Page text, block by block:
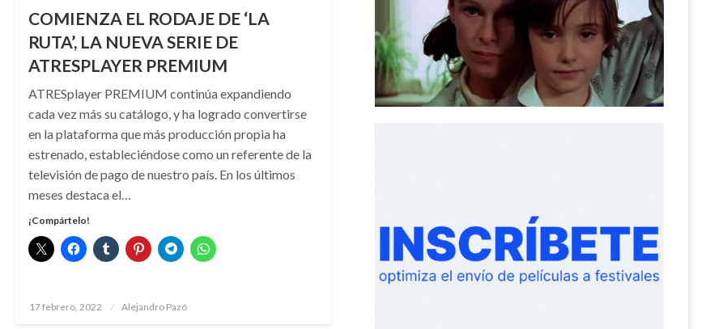
COMIENZA EL RODAJE DE ‘LA
RUTA’, LA NUEVA SERIE DE
ATRESPLAYER PREMIUM
ATRESplayer PREMIUM continúa expandiendo
cada vez más su catálogo, y ha logrado convertirse
en la plataforma que más producción propia ha
estrenado, estableciéndose como un referente de la
televisión de pago de nuestro país. En los últimos
meses destaca el…
¡Compártelo!
Publicado
17 febrero, 2022 Alejandro Pazó